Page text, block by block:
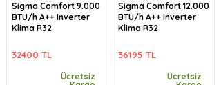
Sigma Comfort 9.000
BTU/h A++ Inverter
Klima R32
32400 TL
Ücretsiz
Sigma Comfort 12.000
BTU/h A++ Inverter
Klima R32
36195 TL
Ücretsiz